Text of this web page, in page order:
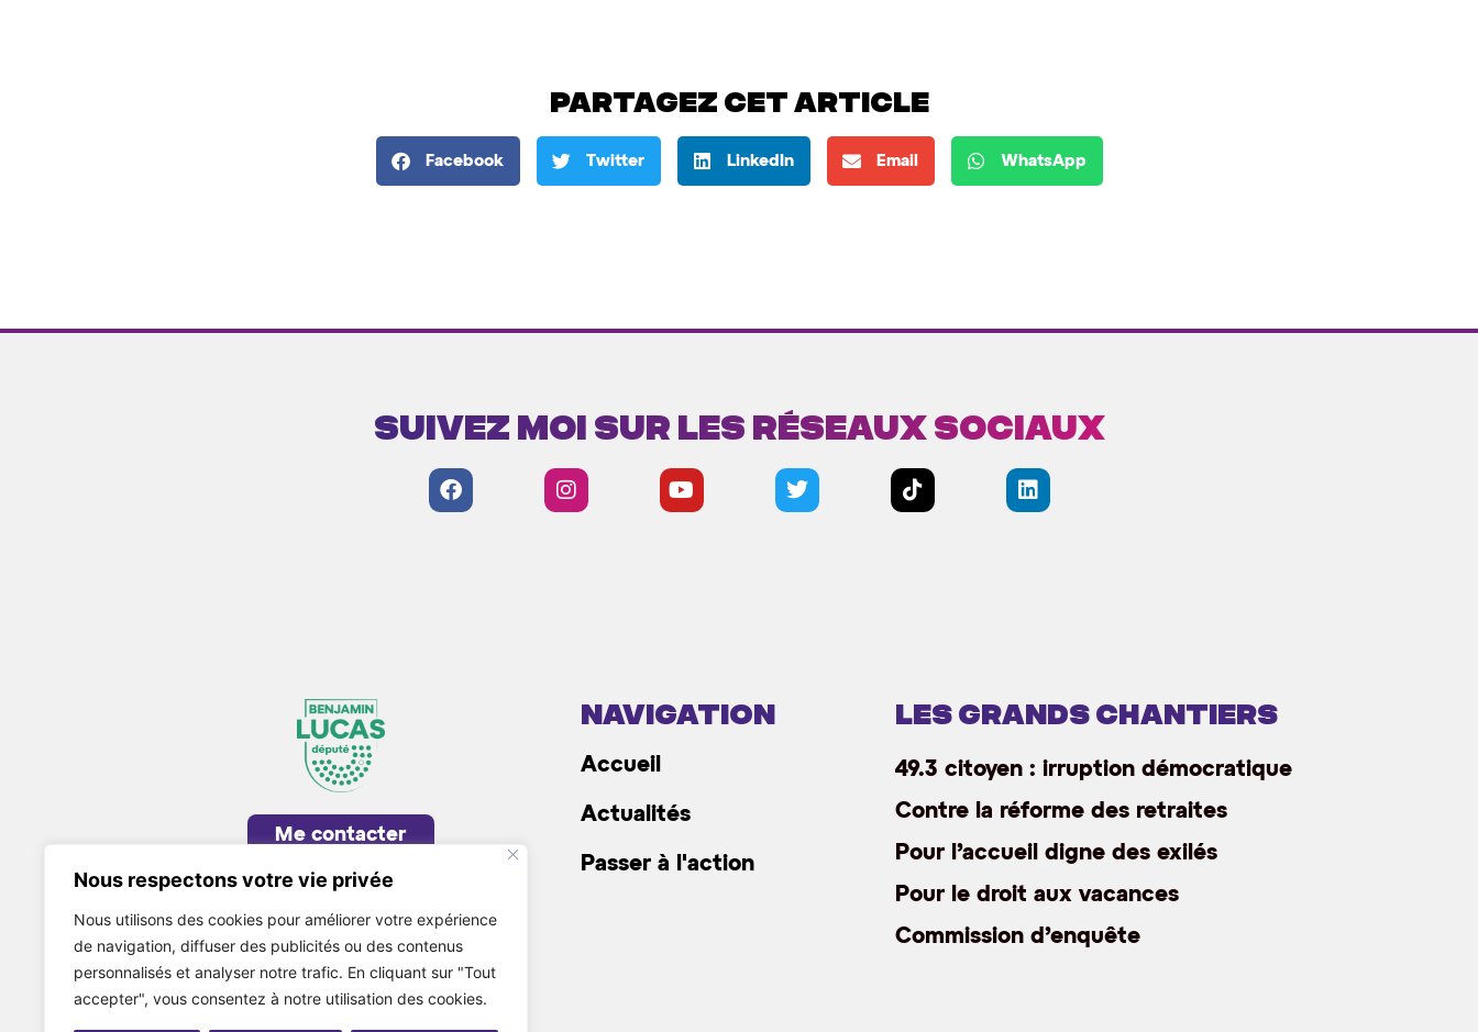
Nous respectons votre vie privée
Nous utilisons des cookies pour améliorer votre expérience
de navigation, diffuser des publicités ou des contenus
personnalisés et analyser notre trafic. En cliquant sur "Tout
accepter", vous consentez à notre utilisation des cookies.
Partagez cet article
Facebook Twitter LinkedIn Email WhatsApp
Suivez moi sur les réseaux sociaux
Me contacter
navigation
Accueil
Actualités
Passer à l'action
Les grands chantiers
49.3 citoyen : irruption démocratique
Contre la réforme des retraites
Pour l’accueil digne des exilés
Pour le droit aux vacances
Commission d’enquête